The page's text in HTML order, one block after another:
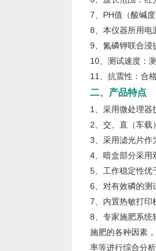
7、PH值（酸碱
8、本仪器所用
9、氮磷钾联合浸
10、测试速度：
11、抗震性：合
二、产品特点
1、采用微处理器
2、交、直（车载
3、采用滤光片作
4、暗盒部分采用
5、工作稳定性优
6、对有效磷的测
7、内置热敏打印
8、专家施肥系统
施肥的各种因素
率等进行综合分